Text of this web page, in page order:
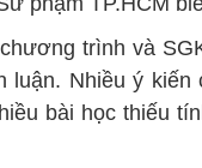
trình và
Nhiều ý kiến
bài học thiếu